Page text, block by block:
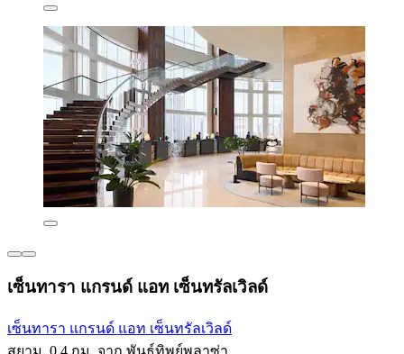
เซ็นทารา แกรนด์ แอท เซ็นทรัลเวิลด์
เซ็นทารา แกรนด์ แอท เซ็นทรัลเวิลด์